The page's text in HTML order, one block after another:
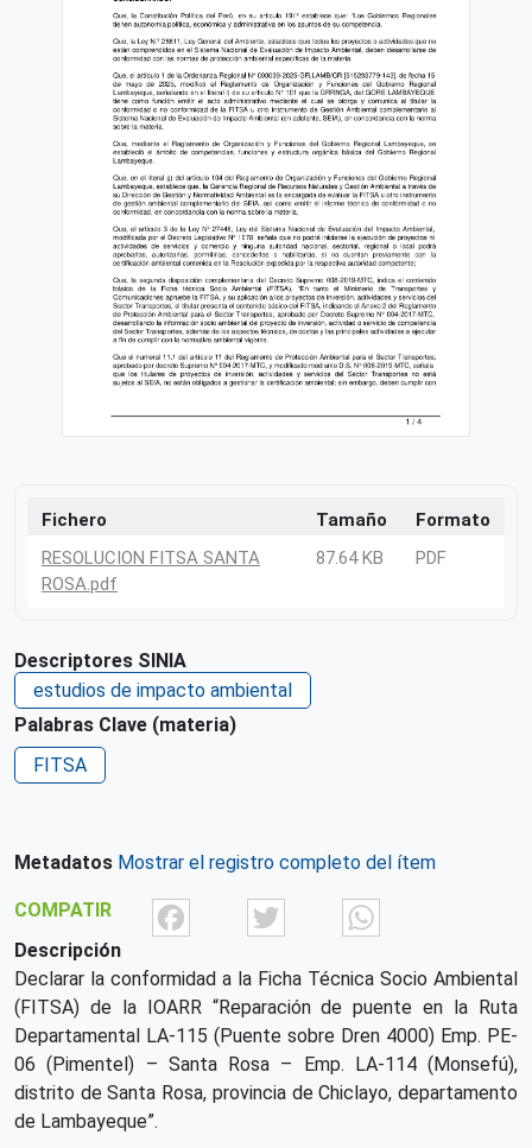
Fichero Tamaño
Formato
RESOLUCION FITSA SANTA
ROSA.pdf
87.64 KB PDF
Descriptores SINIA
estudios de impacto ambiental
Palabras Clave (materia)
FITSA
Metadatos Mostrar el registro completo del ítem
COMPATIR FacebookTwitter
Descripción
Declarar la conformidad a la Ficha Técnica Socio Ambiental
(FITSA) de la IOARR “Reparación de puente en la Ruta
Departamental LA-115 (Puente sobre Dren 4000) Emp. PE-
06 (Pimentel) – Santa Rosa – Emp. LA-114 (Monsefú),
distrito de Santa Rosa, provincia de Chiclayo, departamento
de Lambayeque”.